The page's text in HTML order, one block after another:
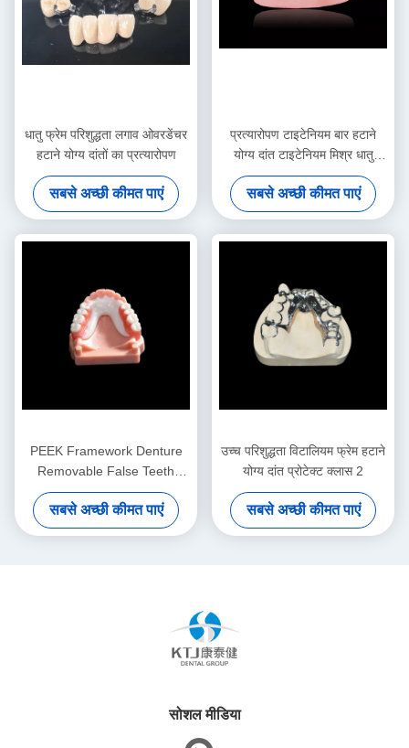
धातु फ्रेम परिशुद्धता लगाव ओवरडेंचर
हटाने योग्य दांतों का प्रत्यारोपण
सबसे अच्छी कीमत पाएं
प्रत्यारोपण टाइटेनियम बार हटाने
योग्य दांत टाइटेनियम मिश्र धातु
प्रत्यारोपण बार ओवरडेंचर
सबसे अच्छी कीमत पाएं
PEEK Framework Denture
Removable False Teeth
Custom
सबसे अच्छी कीमत पाएं
उच्च परिशुद्धता विटालियम फ्रेम हटाने
योग्य दांत प्रोटेक्ट क्लास 2
सबसे अच्छी कीमत पाएं
सोशल मीडिया